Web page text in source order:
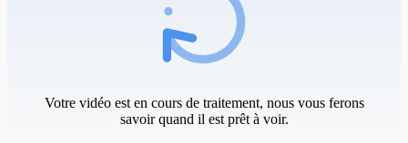
Votre vidéo est en cours de traitement, nous vous ferons
savoir quand il est prêt à voir.